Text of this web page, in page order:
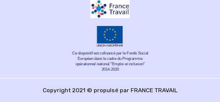
Ce dispositif est cofinancé par le Fonds Social
Européen dans le cadre du Programme
opérationnel national "Emploi et inclusion"
2014-2020
Copyright 2021 © propulsé par FRANCE TRAVAIL